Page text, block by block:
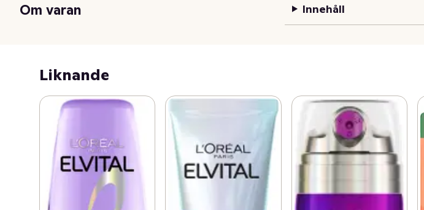
Om varan Innehåll
Liknande